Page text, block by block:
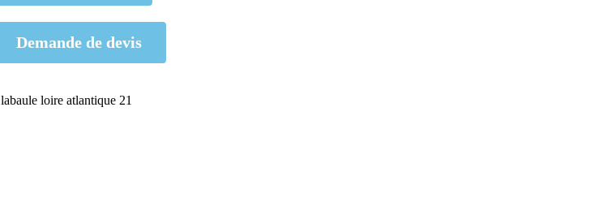
Demande de devis